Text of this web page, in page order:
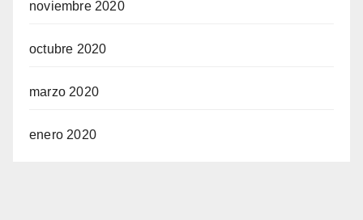
noviembre 2020
octubre 2020
marzo 2020
enero 2020